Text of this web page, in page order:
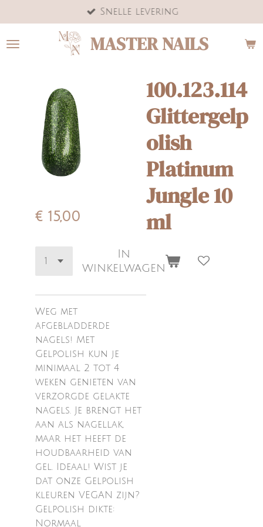
direct
naar
MASTER NAILS
Snelle levering
100.123.114
Glittergelp
olish
Platinum
Jungle 10
ml
€ 15,00
In
winkelwagen
Weg met
afgebladderde
nagels! Met
Gelpolish kun je
minimaal 2 tot 4
weken genieten van
verzorgde gelakte
nagels. Je brengt het
aan als nagellak,
maar het heeft de
houdbaarheid van
gel. Ideaal! Wist je
dat onze Gelpolish
kleuren VEGAN zijn?
Gelpolish dikte:
Normaal